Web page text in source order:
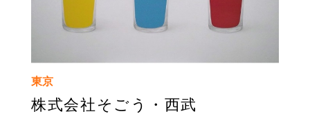
東京
株式会社そごう・西武